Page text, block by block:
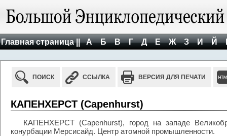
Главная страница || А Б В Г Д Е Ж З И Й
ПОИСК ССЫЛКА ВЕРСИЯ ДЛЯ ПЕЧАТИ
КАПЕНХЕРСТ (Capenhurst)
КАПЕНХЕРСТ (Capenhurst), город на западе
конурбации Мерсисайд. Центр атомной промышленности.